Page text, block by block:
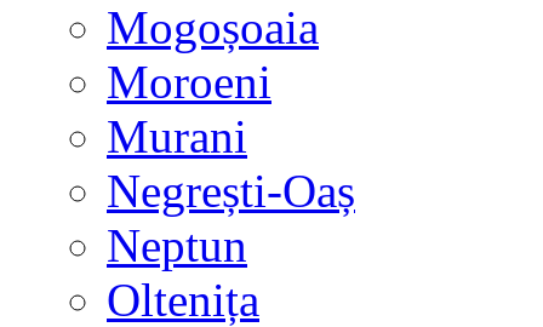
Mogoșoaia
Moroeni
Murani
Negrești-Oaș
Neptun
Oltenița